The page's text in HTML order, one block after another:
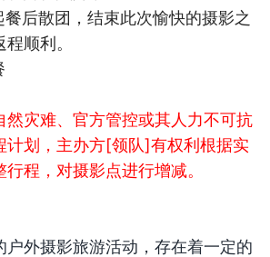
后散团，结束此次愉快的摄影之
顺利。
然灾难、官方管控或其人力不可抗
计划，主办方[领队]有权利根据实
程，对摄影点进行增减。
户外摄影旅游活动，存在着一定的